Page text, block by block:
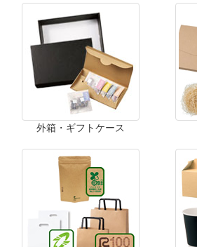
外箱・ギフトケース